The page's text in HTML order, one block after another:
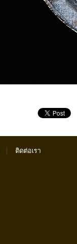
ติดต่อเรา